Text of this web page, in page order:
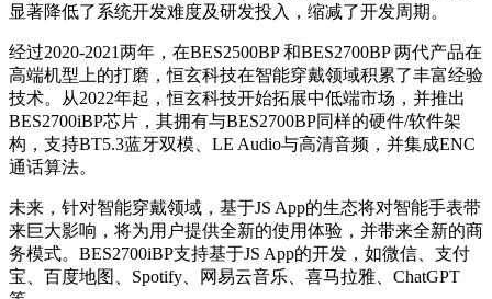
显著降低了系统开发难度及研发投入，缩减了开发周期。
经过2020-2021两年，在BES2500BP 和BES2700BP 两代产品在
高端机型上的打磨，恒玄科技在智能穿戴领域积累了丰富经验
技术。从2022年起，恒玄科技开始拓展中低端市场，并推出
BES2700iBP芯片，其拥有与BES2700BP同样的硬件/软件架
构，支持BT5.3蓝牙双模、LE Audio与高清音频，并集成ENC
通话算法。
未来，针对智能穿戴领域，基于JS App的生态将对智能手表带
来巨大影响，将为用户提供全新的使用体验，并带来全新的商
务模式。BES2700iBP支持基于JS App的开发，如微信、支付
宝、百度地图、Spotify、网易云音乐、喜马拉雅、ChatGPT